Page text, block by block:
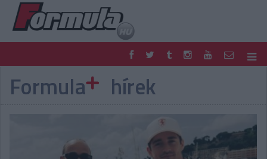
F1
PARC FERMÉ
FORMULA
MOTOR
EGYÉB
SHOP
TIPPJÁTÉK
Formula hírek